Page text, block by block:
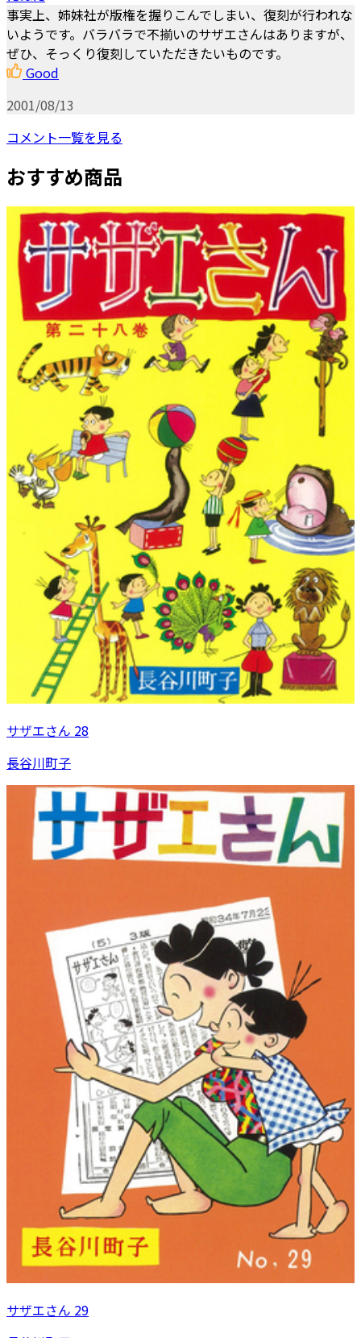
事実上、姉妹社が版権を握りこんでしまい、復刻が行われな
いようです。バラバラで不揃いのサザエさんはありますが、
ぜひ、そっくり復刻していただきたいものです。
Good
2001/08/13
コメント一覧を見る
おすすめ商品
サザエさん 28
長谷川町子
サザエさん 29